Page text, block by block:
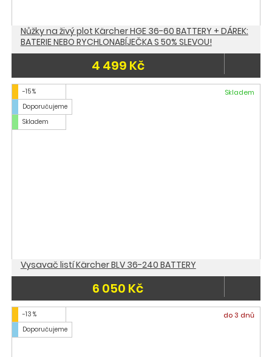
Nůžky na živý plot Kärcher HGE 36-60 BATTERY + DÁREK:
BATERIE NEBO RYCHLONABÍJEČKA S 50% SLEVOU!
4 499 Kč
-15 %
Doporučujeme
Skladem
Skladem
Vysavač listí Kärcher BLV 36-240 BATTERY
6 050 Kč
-13 %
Doporučujeme
do 3 dnů